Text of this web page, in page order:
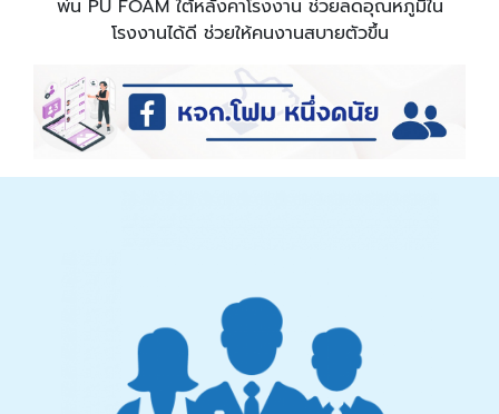
พ่น PU FOAM ใต้หลังคาโรงงาน ช่วยลดอุณหภูมิใน
โรงงานได้ดี ช่วยให้คนงานสบายตัวขึ้น